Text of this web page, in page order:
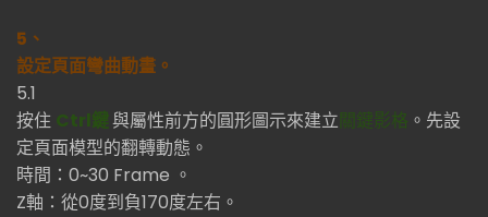
5、
設定頁面彎曲動畫。
5.1
按住 Ctrl鍵與屬性前方的圓形圖示來建立關鍵影格 。先設
定頁面模型的翻轉動態。
時間：0~30 Frame 。
Z軸：從0度到負170度左右。